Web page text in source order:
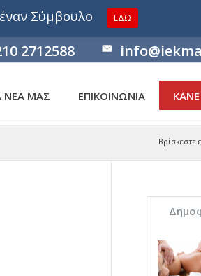
2712588
ΝΕΑ ΜΑΣ ΕΠΙΚΟΙΝΩΝΙΑ
Βρίσκεστε
Σύμβουλο ΕΔΩ